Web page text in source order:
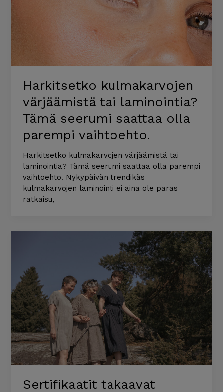
Harkitsetko kulmakarvojen
värjäämistä tai laminointia?
Tämä seerumi saattaa olla
parempi vaihtoehto.
Harkitsetko kulmakarvojen värjäämistä tai
laminointia? Tämä seerumi saattaa olla parempi
vaihtoehto. Nykypäivän trendikäs
kulmakarvojen laminointi ei aina ole paras
ratkaisu,
Sertifikaatit takaavat